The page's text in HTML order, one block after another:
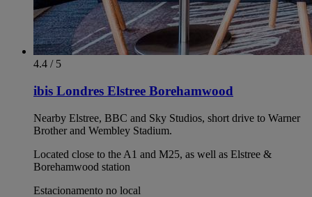
4.4 / 5
ibis Londres Elstree Borehamwood
Nearby Elstree, BBC and Sky Studios, short drive to Warner
Brother and Wembley Stadium.
Located close to the A1 and M25, as well as Elstree &
Borehamwood station
Estacionamento no local